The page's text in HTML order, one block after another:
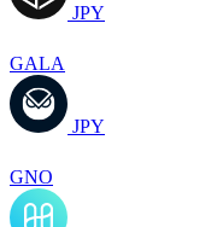
JPY
GALA
JPY
GNO